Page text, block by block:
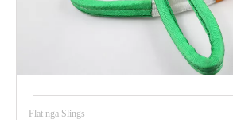
Flat nga Slings